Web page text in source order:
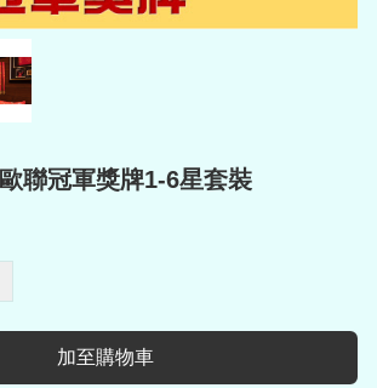
聯冠軍獎牌1-6星套裝
加至購物車